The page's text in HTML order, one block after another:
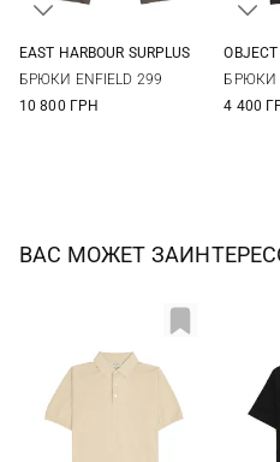
EAST HARBOUR SURPLUS
БРЮКИ ENFIELD 299
10 800 ГРН
OBJECT
БРЮКИ
4 400
ВАС МОЖЕТ